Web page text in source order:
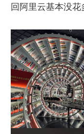
回阿里云基本没花